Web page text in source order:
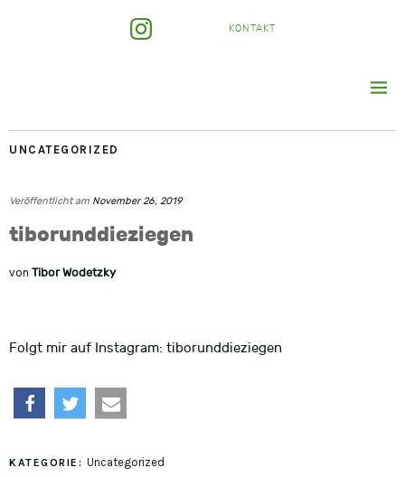
KONTAKT
UNCATEGORIZED
Veröffentlicht am November 26, 2019
tiborunddieziegen
von Tibor Wodetzky
Folgt mir auf Instagram: tiborunddieziegen
mail
KATEGORIE: Uncategorized